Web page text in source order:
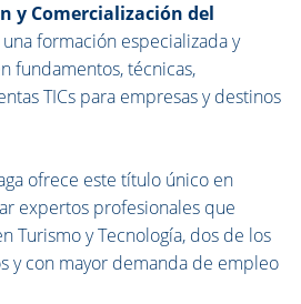
y Comercialización del
formación especializada y
fundamentos, técnicas,
TICs para empresas y destinos
ofrece este título único en
expertos profesionales que
Turismo y Tecnología, dos de los
y con mayor demanda de empleo